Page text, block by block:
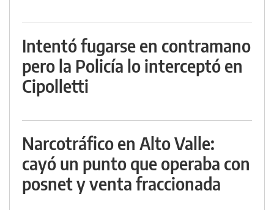
Intentó fugarse en contramano
pero la Policía lo interceptó en
Cipolletti
Narcotráfico en Alto Valle:
cayó un punto que operaba con
posnet y venta fraccionada